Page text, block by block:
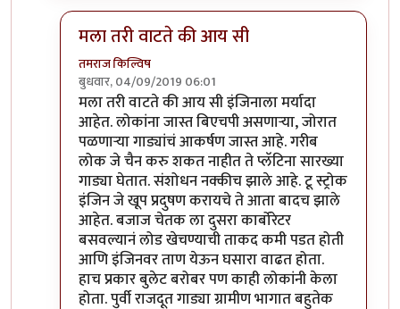
मला तरी वाटते की आय सी
तमराज किल्विष
बुधवार, 04/09/2019 06:01
In reply toकिल्विषजी,byभंकस बाबा
मला तरी वाटते की आय सी इंजिनाला मर्यादा
आहेत. लोकांना जास्त बिएचपी असणाऱ्या, जोरात
पळणाऱ्या गाड्यांचं आकर्षण जास्त आहे. गरीब
लोक जे चैन करु शकत नाहीत ते प्लॅटिना सारख्या
गाड्या घेतात. संशोधन नक्कीच झाले आहे. टू स्ट्रोक
इंजिन जे खूप प्रदुषण करायचे ते आता बादच झाले
आहेत. बजाज चेतक ला दुसरा कार्बोरेटर
बसवल्यानं लोड खेचण्याची ताकद कमी पडत होती
आणि इंजिनवर ताण येऊन घसारा वाढत होता.
हाच प्रकार बुलेट बरोबर पण काही लोकांनी केला
होता. पुर्वी राजदूत गाड्या ग्रामीण भागात बहुतेक